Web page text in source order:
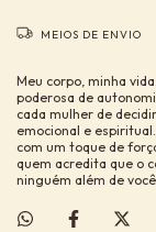
MEIOS DE ENVIO
Meu corpo, minha
poderosa de
cada mulher de
emocional e
com um toque de
quem acredita que o
ninguém além de